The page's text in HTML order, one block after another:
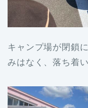
キャンプ場が閉鎖
みはなく、落ち着